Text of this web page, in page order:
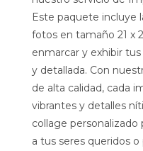
Este paquete incluye
fotos en tamaño 21 x
enmarcar y exhibir
y detallada. Con
de alta calidad, cada
vibrantes y detalles
collage personalizado
a tus seres queridos